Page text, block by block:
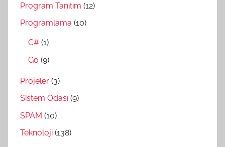
Program Tanıtım (12)
Programlama (10)
C# (1)
Go (9)
Projeler (3)
Sistem Odası (9)
SPAM (10)
Teknoloji (138)